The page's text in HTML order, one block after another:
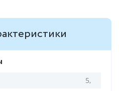
5,